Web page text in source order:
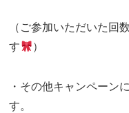
（ご参加いただいた回
す
）
・その他キャンペーン
す。